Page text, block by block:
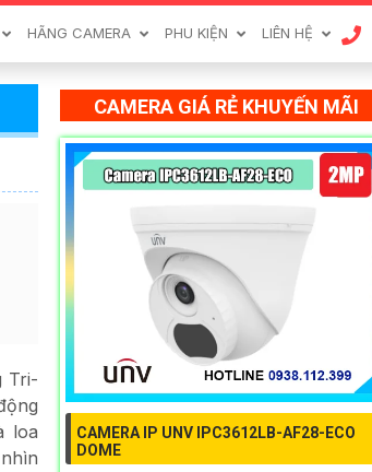
HÃNG CAMERA PHU KIỆN LIÊN HỆ
Tri-
loa
CAMERA GIÁ RẺ KHUYẾN MÃI
CAMERA IP UNV IPC3612LB-AF28-ECO
DOME